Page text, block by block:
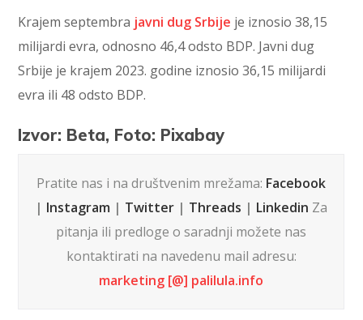
Krajem septembra javni dug Srbije je iznosio 38,15
milijardi evra, odnosno 46,4 odsto BDP. Javni dug
Srbije je krajem 2023. godine iznosio 36,15 milijardi
evra ili 48 odsto BDP.
Izvor: Beta, Foto: Pixabay
Pratite nas i na društvenim mrežama: Facebook
| Instagram | Twitter | Threads | Linkedin Za
pitanja ili predloge o saradnji možete nas
kontaktirati na navedenu mail adresu:
marketing [@] palilula.info